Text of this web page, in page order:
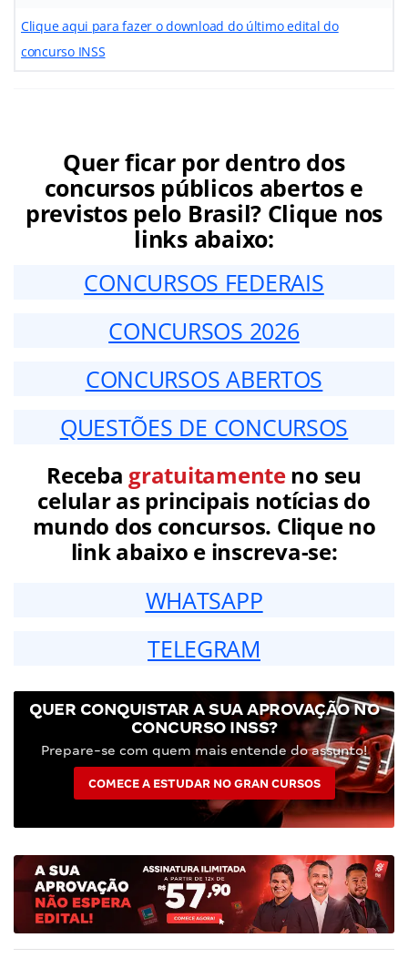
Clique aqui para fazer o download do último edital do
concurso INSS
Quer ficar por dentro dos
concursos públicos abertos e
previstos pelo Brasil? Clique nos
links abaixo:
CONCURSOS FEDERAIS
CONCURSOS 2026
CONCURSOS ABERTOS
QUESTÕES DE CONCURSOS
Receba gratuitamenteno seu
celular as principais notícias do
mundo dos concursos. Clique no
link abaixo e inscreva-se:
WHATSAPP
TELEGRAM
QUER CONQUISTAR A SUA APROVAÇÃO NO
CONCURSO INSS?
Prepare-se com quem mais entende do assunto!
COMECE A ESTUDAR NO GRAN CURSOS